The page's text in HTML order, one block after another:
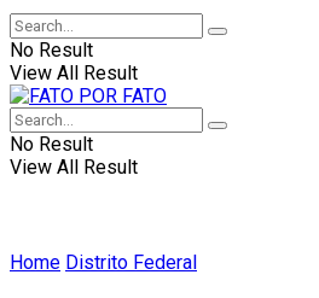
No Result
View All Result
No Result
View All Result
Home Distrito Federal